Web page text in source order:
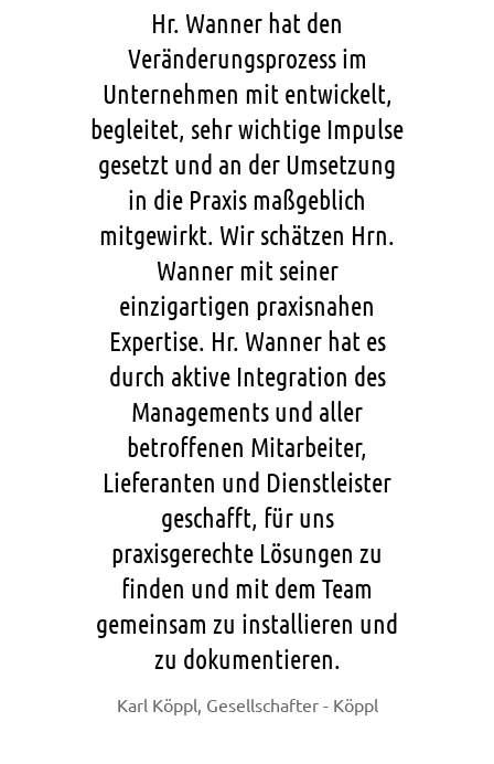
Hr. Wanner hat den
Veränderungsprozess im
Unternehmen mit entwickelt,
begleitet, sehr wichtige Impulse
gesetzt und an der Umsetzung
in die Praxis maßgeblich
mitgewirkt. Wir schätzen Hrn.
Wanner mit seiner
einzigartigen praxisnahen
Expertise. Hr. Wanner hat es
durch aktive Integration des
Managements und aller
betroffenen Mitarbeiter,
Lieferanten und Dienstleister
geschafft, für uns
praxisgerechte Lösungen zu
finden und mit dem Team
gemeinsam zu installieren und
zu dokumentieren.
Karl Köppl, Gesellschafter - Köppl